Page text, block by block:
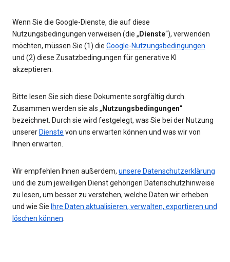
Wenn Sie die Google-Dienste, die auf diese
Nutzungsbedingungen verweisen (die „ Dienste“), verwenden
möchten, müssen Sie (1) die Google-Nutzungsbedingungen
und (2) diese Zusatzbedingungen für generative KI
akzeptieren.
Bitte lesen Sie sich diese Dokumente sorgfältig durch.
Zusammen werden sie als „ Nutzungsbedingungen“
bezeichnet. Durch sie wird festgelegt, was Sie bei der Nutzung
unserer Dienste von uns erwarten können und was wir von
Ihnen erwarten.
Wir empfehlen Ihnen außerdem, unsere Datenschutzerklärung
und die zum jeweiligen Dienst gehörigen Datenschutzhinweise
zu lesen, um besser zu verstehen, welche Daten wir erheben
und wie Sie Ihre Daten aktualisieren, verwalten, exportieren und
löschen können.